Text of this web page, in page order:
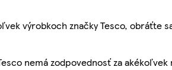
výrobkoch značky Tesco, obráťte
nemá zodpovednosť za